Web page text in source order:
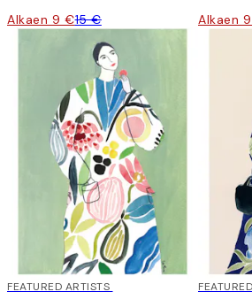
Alkaen 9 €15 € Alkaen
40%*
FEATURED ARTISTS 40%*